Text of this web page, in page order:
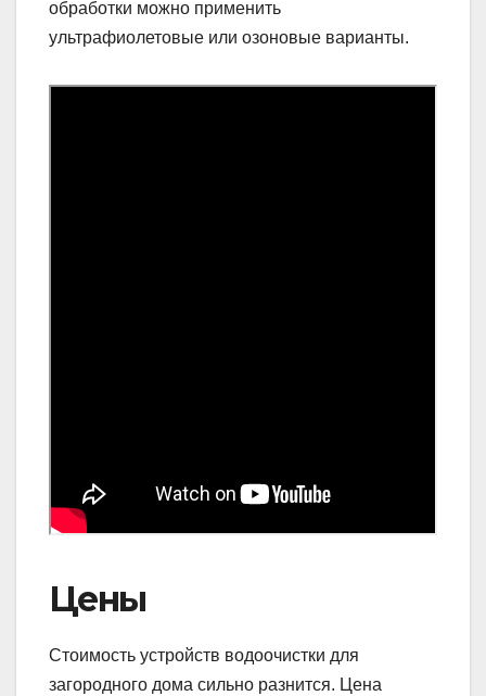
обработки можно применить
ультрафиолетовые или озоновые варианты.
Цены
Стоимость устройств водоочистки для
загородного дома сильно разнится. Цена